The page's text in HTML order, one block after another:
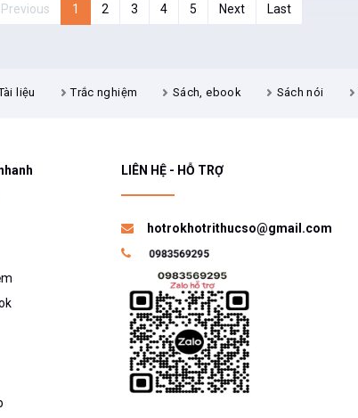
Previous 1 2 3 4 5 Next Last
liệu Trắc nghiệm Sách, ebook Sách nói
LIÊN HỆ - HỖ TRỢ
hotrokhotrithucso@gmail.com